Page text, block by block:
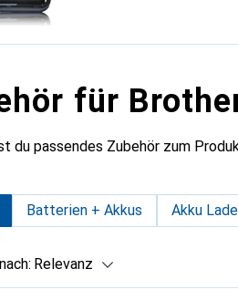
für
du passendes Zubehör zum
Batterien + Akkus Akku
: Relevanz